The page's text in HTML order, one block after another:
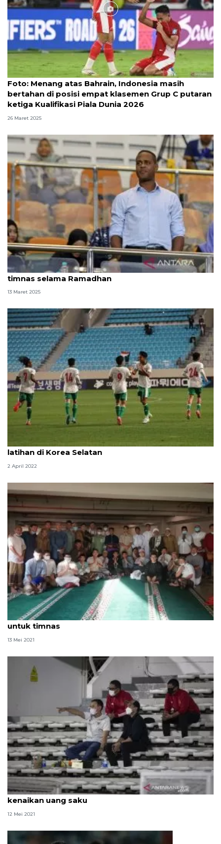
Foto
Foto: Menang atas Bahrain, Indonesia masih
bertahan di posisi empat klasemen Grup C putaran
ketiga Kualifikasi Piala Dunia 2026
26 Maret 2025
Kluivert soroti pentingnya nutrisi untuk pemain
timnas selama Ramadhan
13 Maret 2025
Timnas U-19 tetap berpuasa selama pemusatan
latihan di Korea Selatan
2 April 2022
Lebaran, Ady Setiawan berharap yang terbaik
untuk timnas
13 Mei 2021
Pemain timnas sudah terima THR dan dapat
kenaikan uang saku
12 Mei 2021